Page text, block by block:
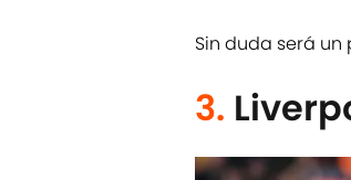
Sin duda será
3.